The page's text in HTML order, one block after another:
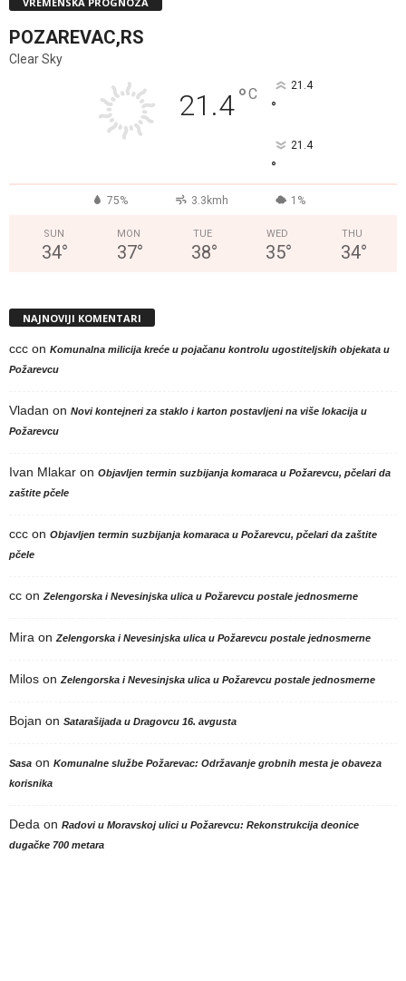
POZAREVAC,RS
Clear Sky
21.4°C 21.4
°
21.4
°
75% 3.3kmh 1%
SUN
34°
MON
37°
TUE
38°
WED
35°
THU
34°
NAJNOVIJI KOMENTARI
ccc on Komunalna milicija kreće u pojačanu kontrolu ugostiteljskih objekata u
Požarevcu
Vladan on Novi kontejneri za staklo i karton postavljeni na više lokacija u
Požarevcu
Ivan Mlakar on Objavljen termin suzbijanja komaraca u Požarevcu, pčelari da
zaštite pčele
ccc on Objavljen termin suzbijanja komaraca u Požarevcu, pčelari da zaštite
pčele
cc on Zelengorska i Nevesinjska ulica u Požarevcu postale jednosmerne
Mira on Zelengorska i Nevesinjska ulica u Požarevcu postale jednosmerne
Milos on Zelengorska i Nevesinjska ulica u Požarevcu postale jednosmerne
Bojan on Satarašijada u Dragovcu 16. avgusta
Sasa on Komunalne službe Požarevac: Održavanje grobnih mesta je obaveza
korisnika
Deda on Radovi u Moravskoj ulici u Požarevcu: Rekonstrukcija deonice
dugačke 700 metara